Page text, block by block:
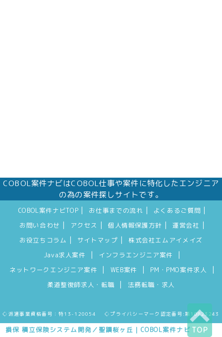
損保 積立保険システム開発／聖蹟桜ヶ丘｜COBOL案件ナビ
COBOL案件ナビはCOBOL仕事や案件に特化したエンジニア
の為の案件探しサイトです。
TOP
COBOL案件ナビTOP お仕事までの流れ よくあるご質問
お問い合わせ アクセス 個人情報保護方針 運営会社
お役立ちコラム サイトマップ
株式会社エムアイメイズ
Java求人案件
インフラエンジニア案件
ネットワークエンジニア案件 WEB案件 PM・PMO案件求人
柔道整復師求人・転職 法務転職・求人
◇派遣事業資格番号：特13-120054 ◇プライバシーマーク認定番号:第10823243